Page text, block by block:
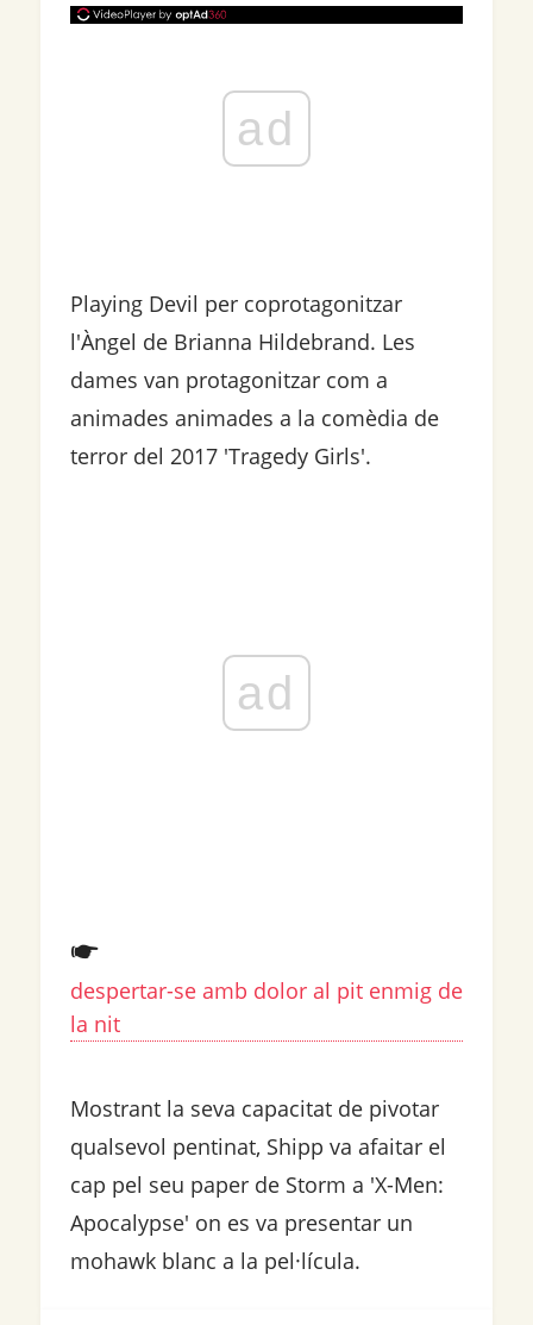
ad
Playing Devil per coprotagonitzar
l'Àngel de Brianna Hildebrand. Les
dames van protagonitzar com a
animades animades a la comèdia de
terror del 2017 'Tragedy Girls'.
ad
despertar-se amb dolor al pit enmig de
la nit
Mostrant la seva capacitat de pivotar
qualsevol pentinat, Shipp va afaitar el
cap pel seu paper de Storm a 'X-Men:
Apocalypse' on es va presentar un
mohawk blanc a la pel·lícula.